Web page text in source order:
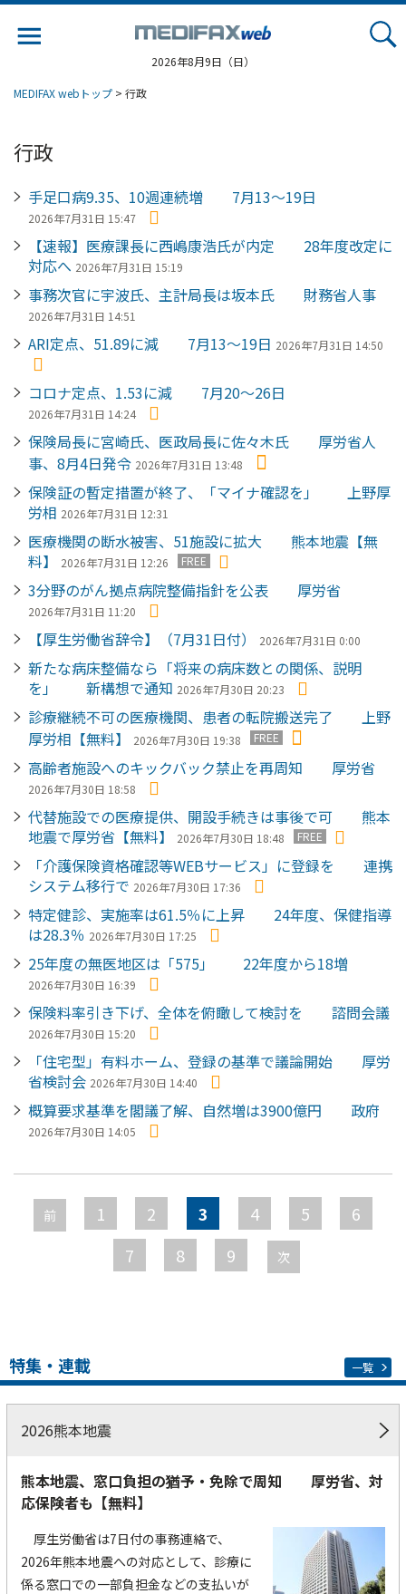
2026年8月9日（日）
MEDIFAX webトップ > 行政
行政
手足口病9.35、10週連続増 7月13～19日
2026年7月31日 15:47
【速報】医療課長に西嶋康浩氏が内定 28年度改定に
対応へ 2026年7月31日 15:19
事務次官に宇波氏、主計局長は坂本氏 財務省人事
2026年7月31日 14:51
ARI定点、51.89に減 7月13～19日 2026年7月31日 14:50
コロナ定点、1.53に減 7月20～26日
2026年7月31日 14:24
保険局長に宮崎氏、医政局長に佐々木氏 厚労省人
事、8月4日発令 2026年7月31日 13:48
保険証の暫定措置が終了、「マイナ確認を」 上野厚
労相 2026年7月31日 12:31
医療機関の断水被害、51施設に拡大 熊本地震【無
料】
2026年7月31日 12:26 FREE
3分野のがん拠点病院整備指針を公表 厚労省
2026年7月31日 11:20
【厚生労働省辞令】（7月31日付） 2026年7月31日 0:00
新たな病床整備なら「将来の病床数との関係、説明
を」 新構想で通知 2026年7月30日 20:23
診療継続不可の医療機関、患者の転院搬送完了 上野
厚労相【無料】
2026年7月30日 19:38 FREE
高齢者施設へのキックバック禁止を再周知 厚労省
2026年7月30日 18:58
代替施設での医療提供、開設手続きは事後で可 熊本
地震で厚労省【無料】
2026年7月30日 18:48 FREE
「介護保険資格確認等WEBサービス」に登録を 連携
システム移行で 2026年7月30日 17:36
特定健診、実施率は61.5％に上昇 24年度、保健指導
は28.3％ 2026年7月30日 17:25
25年度の無医地区は「575」 22年度から18増
2026年7月30日 16:39
保険料率引き下げ、全体を俯瞰して検討を 諮問会議
2026年7月30日 15:20
「住宅型」有料ホーム、登録の基準で議論開始 厚労
省検討会 2026年7月30日 14:40
概算要求基準を閣議了解、自然増は3900億円 政府
2026年7月30日 14:05
ペ
ー
ジ
前 1 2 3 4 5
6
7
8 9 次
特集・連載 一覧
2026熊本地震
熊本地震、窓口負担の猶予・免除で周知 厚労省、対
応保険者も【無料】
厚生労働省は7日付の事務連絡で、
2026年熊本地震への対応として、診療に
係る窓口での一部負担金などの支払いが